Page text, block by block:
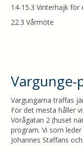
14-15.3 Vinterhajk för
22.3 Vårmöte
Vargungarna träffas
För det mesta håller
Vörågatan 2 (huset
program. Vi som
Johannes Staffans